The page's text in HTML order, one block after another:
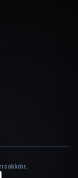
saklıdır.